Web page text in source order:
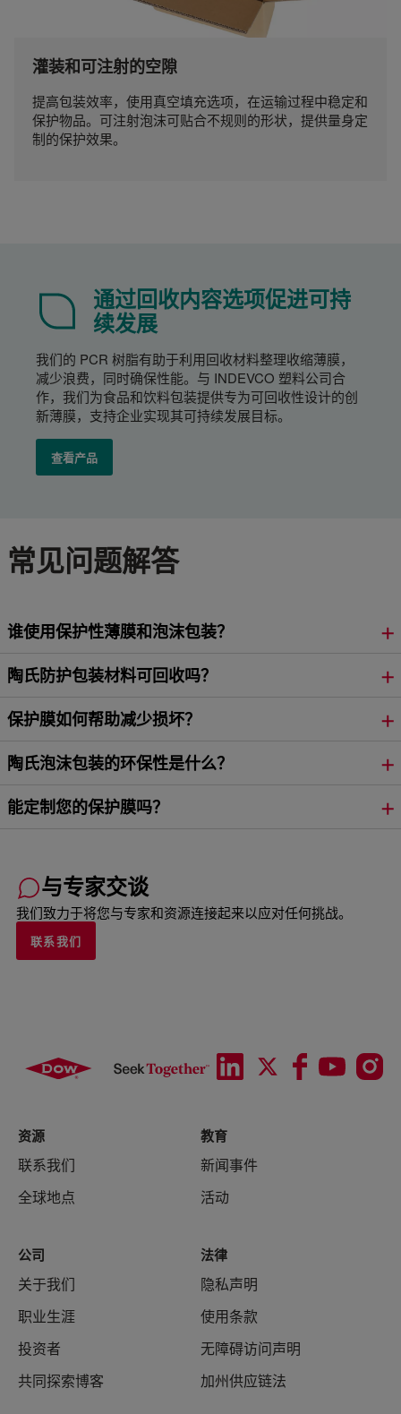
灌装和可注射的空隙
提高包装效率，使用真空填充选项，在运输过程中稳定和
保护物品。可注射泡沫可贴合不规则的形状，提供量身定
制的保护效果。
通过回收内容选项促进可持
续发展
我们的 PCR 树脂有助于利用回收材料整理收缩薄膜，
减少浪费，同时确保性能。与 INDEVCO 塑料公司合
作，我们为食品和饮料包装提供专为可回收性设计的创
新薄膜，支持企业实现其可持续发展目标。
查看产品
常见问题解答
谁使用保护性薄膜和泡沫包装？
陶氏防护包装材料可回收吗？
保护膜如何帮助减少损坏？
陶氏泡沫包装的环保性是什么？
能定制您的保护膜吗？
与专家交谈
我们致力于将您与专家和资源连接起来以应对任何挑战。
联系我们
资源
联系我们
全球地点
教育
新闻事件
活动
公司
关于我们
职业生涯
投资者
共同探索博客
法律
隐私声明
使用条款
无障碍访问声明
加州供应链法